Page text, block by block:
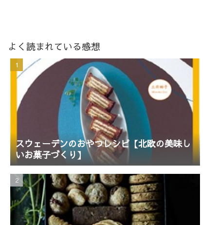
よく読まれている感想
スウェーデンのおやつレシピ【北欧の美味し
いお菓子づくり】